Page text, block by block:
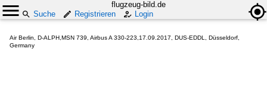
flugzeug-bild.de
Suche
Registrieren Login
Air Berlin, D-ALPH,MSN 739, Airbus A 330-223,17.09.2017, DUS-EDDL, Düsseldorf,
Germany